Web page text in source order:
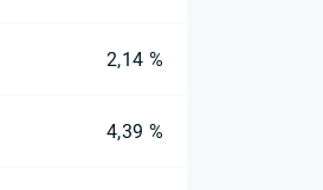
2,14 %
4,39 %